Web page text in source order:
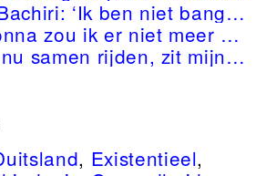
Mohamed El Bachiri: ‘Ik ben niet bang voor nieuwe aanslagen. Een deel van mij ís al dood.’
‘Zonder Madonna zou ik er niet meer zijn’
‘Wanneer we nu samen rijden, zit mijn vader aan het stuur en ik op de plaats van mijn moeder. Mijn rijbewijs heb ik nog altijd niet gehaald’
, Existentieel,